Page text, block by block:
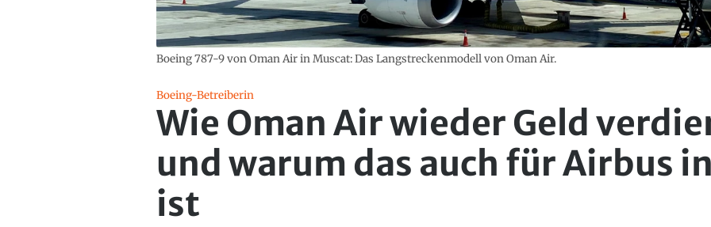
Boeing 787-9 von Oman Air in Muscat: Das Langstreckenmodell von Oman Air.
Boeing-Betreiberin
Wie Oman Air wieder Geld
und warum das auch für Airbus
ist